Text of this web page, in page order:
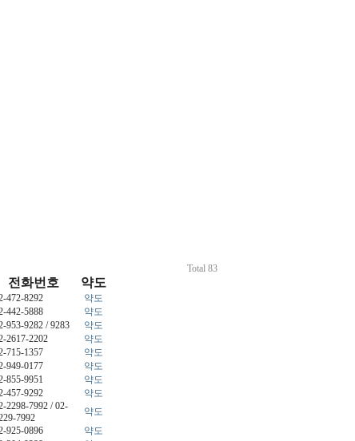
Total 83
전화번호 약도
472-8292
약도
442-5888
약도
953-9282 / 9283
약도
2617-2202
약도
715-1357
약도
949-0177
약도
855-9951
약도
457-9292
약도
2298-7992 / 02-
7992
약도
925-0896
약도